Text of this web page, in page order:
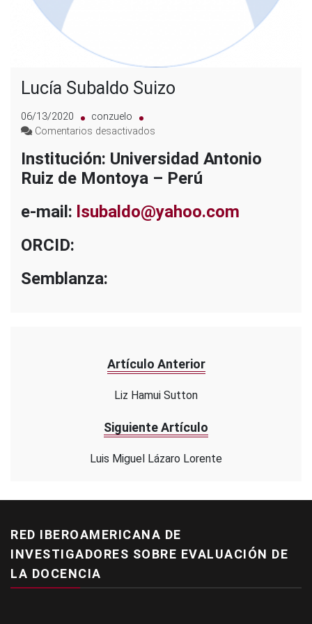
Lucía Subaldo Suizo
06/13/2020
conzuelo
Comentarios desactivados
Subaldo
Suizo
Institución: Universidad Antonio
Ruiz de Montoya – Perú
e-mail: lsubaldo@yahoo.com
ORCID:
Semblanza:
Artículo Anterior
Liz Hamui Sutton
Siguiente Artículo
Luis Miguel Lázaro Lorente
RED IBEROAMERICANA DE
INVESTIGADORES SOBRE EVALUACIÓN DE
LA DOCENCIA